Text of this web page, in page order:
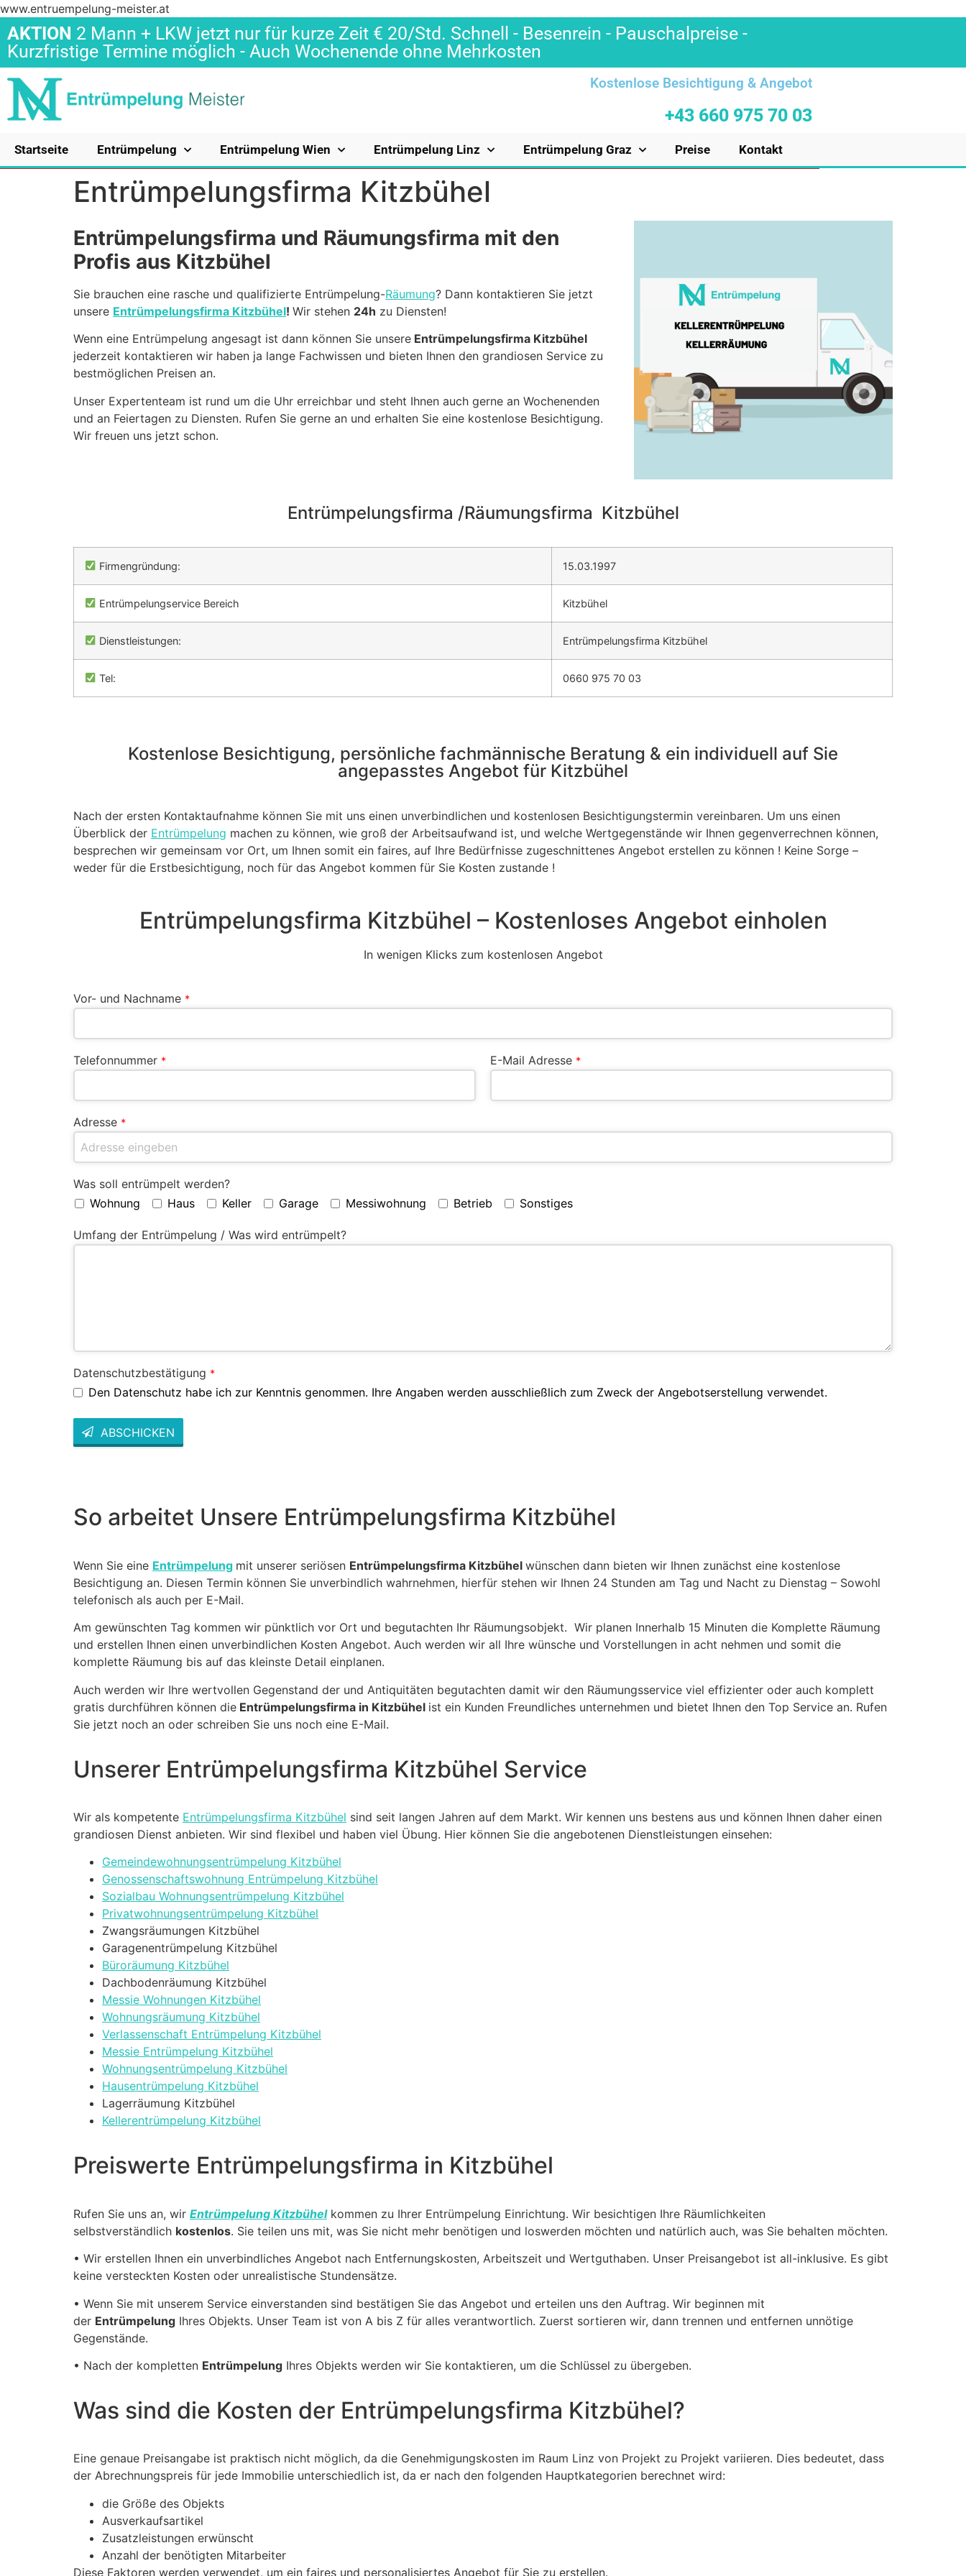
www.entruempelung-meister.at
AKTION 2 Mann + LKW jetzt nur für kurze Zeit € 20/Std. Schnell - Besenrein - Pauschalpreise -
Kurzfristige Termine möglich - Auch Wochenende ohne Mehrkosten
Kostenlose Besichtigung & Angebot
+43 660 975 70 03
Startseite Entrümpelung Entrümpelung Wien Entrümpelung Linz Entrümpelung Graz Preise Kontakt
Entrümpelungsfirma Kitzbühel
Entrümpelungsfirma und Räumungsfirma mit den
Profis aus Kitzbühel
Sie brauchen eine rasche und qualifizierte Entrümpelung-Räumung? Dann kontaktieren Sie jetzt
unsere Entrümpelungsfirma Kitzbühel! Wir stehen 24h zu Diensten!
Wenn eine Entrümpelung angesagt ist dann können Sie unsere Entrümpelungsfirma Kitzbühel
jederzeit kontaktieren wir haben ja lange Fachwissen und bieten Ihnen den grandiosen Service zu
bestmöglichen Preisen an.
Unser Expertenteam ist rund um die Uhr erreichbar und steht Ihnen auch gerne an Wochenenden
und an Feiertagen zu Diensten. Rufen Sie gerne an und erhalten Sie eine kostenlose Besichtigung.
Wir freuen uns jetzt schon.
Entrümpelungsfirma /Räumungsfirma Kitzbühel
Firmengründung: 15.03.1997
Entrümpelungservice Bereich Kitzbühel
Dienstleistungen: Entrümpelungsfirma Kitzbühel
Tel: 0660 975 70 03
Kostenlose Besichtigung, persönliche fachmännische Beratung & ein individuell auf Sie
angepasstes Angebot für Kitzbühel
Nach der ersten Kontaktaufnahme können Sie mit uns einen unverbindlichen und kostenlosen Besichtigungstermin vereinbaren. Um uns einen
Überblick der Entrümpelung machen zu können, wie groß der Arbeitsaufwand ist, und welche Wertgegenstände wir Ihnen gegenverrechnen können,
besprechen wir gemeinsam vor Ort, um Ihnen somit ein faires, auf Ihre Bedürfnisse zugeschnittenes Angebot erstellen zu können ! Keine Sorge –
weder für die Erstbesichtigung, noch für das Angebot kommen für Sie Kosten zustande !
Entrümpelungsfirma Kitzbühel – Kostenloses Angebot einholen
In wenigen Klicks zum kostenlosen Angebot
Vor- und Nachname *
Telefonnummer * E-Mail Adresse *
Adresse *
Was soll entrümpelt werden?
Wohnung
Haus Keller Garage Messiwohnung Betrieb Sonstiges
Umfang der Entrümpelung / Was wird entrümpelt?
Datenschutzbestätigung *
Den Datenschutz habe ich zur Kenntnis genommen. Ihre Angaben werden ausschließlich zum Zweck der Angebotserstellung verwendet.
ABSCHICKEN
blank
So arbeitet Unsere Entrümpelungsfirma Kitzbühel
Wenn Sie eine Entrümpelung mit unserer seriösen Entrümpelungsfirma Kitzbühel wünschen dann bieten wir Ihnen zunächst eine kostenlose
Besichtigung an. Diesen Termin können Sie unverbindlich wahrnehmen, hierfür stehen wir Ihnen 24 Stunden am Tag und Nacht zu Dienstag – Sowohl
telefonisch als auch per E-Mail.
Am gewünschten Tag kommen wir pünktlich vor Ort und begutachten Ihr Räumungsobjekt. Wir planen Innerhalb 15 Minuten die Komplette Räumung
und erstellen Ihnen einen unverbindlichen Kosten Angebot. Auch werden wir all Ihre wünsche und Vorstellungen in acht nehmen und somit die
komplette Räumung bis auf das kleinste Detail einplanen.
Auch werden wir Ihre wertvollen Gegenstand der und Antiquitäten begutachten damit wir den Räumungsservice viel effizienter oder auch komplett
gratis durchführen können die Entrümpelungsfirma in Kitzbühel ist ein Kunden Freundliches unternehmen und bietet Ihnen den Top Service an. Rufen
Sie jetzt noch an oder schreiben Sie uns noch eine E-Mail.
Unserer Entrümpelungsfirma Kitzbühel Service
Wir als kompetente Entrümpelungsfirma Kitzbühel sind seit langen Jahren auf dem Markt. Wir kennen uns bestens aus und können Ihnen daher einen
grandiosen Dienst anbieten. Wir sind flexibel und haben viel Übung. Hier können Sie die angebotenen Dienstleistungen einsehen:
Gemeindewohnungsentrümpelung Kitzbühel
Genossenschaftswohnung Entrümpelung Kitzbühel
Sozialbau Wohnungsentrümpelung Kitzbühel
Privatwohnungsentrümpelung Kitzbühel
Zwangsräumungen Kitzbühel
Garagenentrümpelung Kitzbühel
Büroräumung Kitzbühel
Dachbodenräumung Kitzbühel
Messie Wohnungen Kitzbühel
Wohnungsräumung Kitzbühel
Verlassenschaft Entrümpelung Kitzbühel
Messie Entrümpelung Kitzbühel
Wohnungsentrümpelung Kitzbühel
Hausentrümpelung Kitzbühel
Lagerräumung Kitzbühel
Kellerentrümpelung Kitzbühel
Preiswerte Entrümpelungsfirma in Kitzbühel
Rufen Sie uns an, wir Entrümpelung Kitzbühel kommen zu Ihrer Entrümpelung Einrichtung. Wir besichtigen Ihre Räumlichkeiten
selbstverständlich kostenlos. Sie teilen uns mit, was Sie nicht mehr benötigen und loswerden möchten und natürlich auch, was Sie behalten möchten.
• Wir erstellen Ihnen ein unverbindliches Angebot nach Entfernungskosten, Arbeitszeit und Wertguthaben. Unser Preisangebot ist all-inklusive. Es gibt
keine versteckten Kosten oder unrealistische Stundensätze.
• Wenn Sie mit unserem Service einverstanden sind bestätigen Sie das Angebot und erteilen uns den Auftrag. Wir beginnen mit
der Entrümpelung Ihres Objekts. Unser Team ist von A bis Z für alles verantwortlich. Zuerst sortieren wir, dann trennen und entfernen unnötige
Gegenstände.
• Nach der kompletten Entrümpelung Ihres Objekts werden wir Sie kontaktieren, um die Schlüssel zu übergeben.
Was sind die Kosten der Entrümpelungsfirma Kitzbühel?
Eine genaue Preisangabe ist praktisch nicht möglich, da die Genehmigungskosten im Raum Linz von Projekt zu Projekt variieren. Dies bedeutet, dass
der Abrechnungspreis für jede Immobilie unterschiedlich ist, da er nach den folgenden Hauptkategorien berechnet wird:
die Größe des Objekts
Ausverkaufsartikel
Zusatzleistungen erwünscht
Anzahl der benötigten Mitarbeiter
Diese Faktoren werden verwendet, um ein faires und personalisiertes Angebot für Sie zu erstellen.